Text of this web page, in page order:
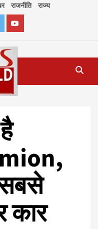
राजनीति राज्य
Youtube
कार